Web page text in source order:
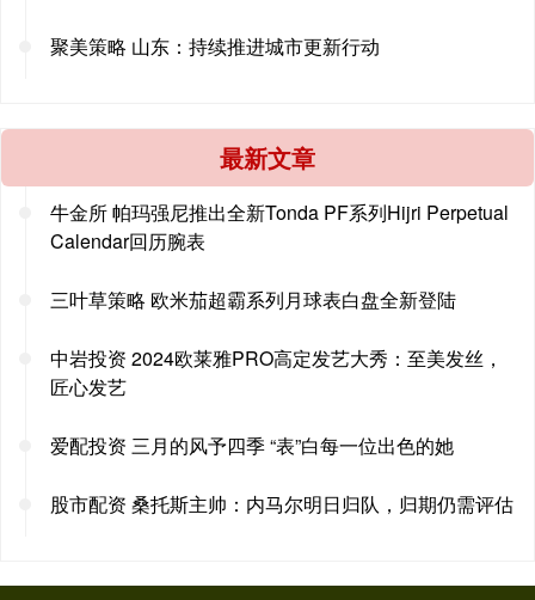
聚美策略 山东：持续推进城市更新行动
最新文章
牛金所 帕玛强尼推出全新Tonda PF系列Hijri Perpetual
Calendar回历腕表
三叶草策略 欧米茄超霸系列月球表白盘全新登陆
中岩投资 2024欧莱雅PRO高定发艺大秀：至美发丝，
匠心发艺
爱配投资 三月的风予四季 “表”白每一位出色的她
股市配资 桑托斯主帅：内马尔明日归队，归期仍需评估